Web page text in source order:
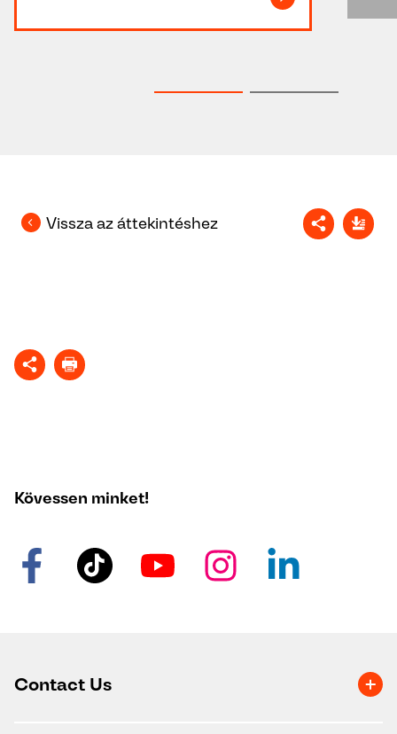
Vissza az áttekintéshez
Kövessen minket!
Contact Us